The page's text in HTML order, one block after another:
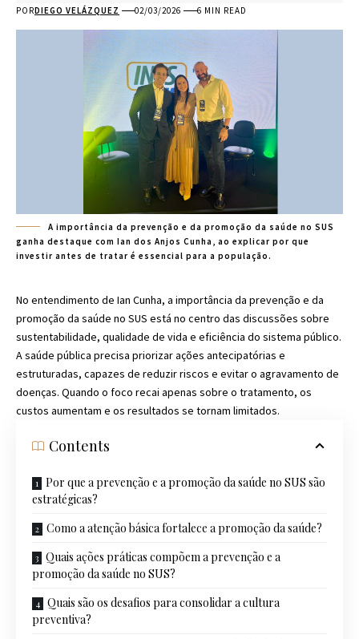
PORDIEGO VELÁZQUEZ 02/03/2026 6 MIN READ
A importância da prevenção e da promoção da saúde no SUS
ganha destaque com Ian dos Anjos Cunha, ao explicar por que
investir antes de tratar é essencial para a população.
No entendimento de Ian Cunha, a importância da prevenção e da
promoção da saúde no SUS está no centro das discussões sobre
sustentabilidade, qualidade de vida e eficiência do sistema público.
A saúde pública precisa priorizar ações antecipatórias e
estruturadas, capazes de reduzir riscos e evitar o agravamento de
doenças. Quando o foco recai apenas sobre o tratamento, os
custos aumentam e os resultados se tornam limitados.
Contents
Por que a prevenção e a promoção da saúde no SUS são
estratégicas?
Como a atenção básica fortalece a promoção da saúde?
Quais ações práticas compõem a prevenção e a
promoção da saúde no SUS?
Quais são os desafios para consolidar a cultura
preventiva?